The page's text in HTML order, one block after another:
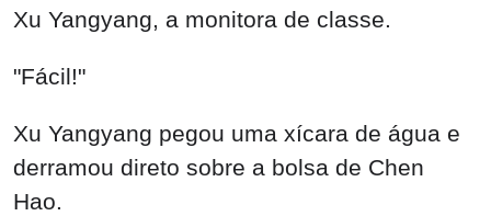
Xu Yangyang, a monitora de classe.
"Fácil!"
Xu Yangyang pegou uma xícara de água e
derramou direto sobre a bolsa de Chen
Hao.